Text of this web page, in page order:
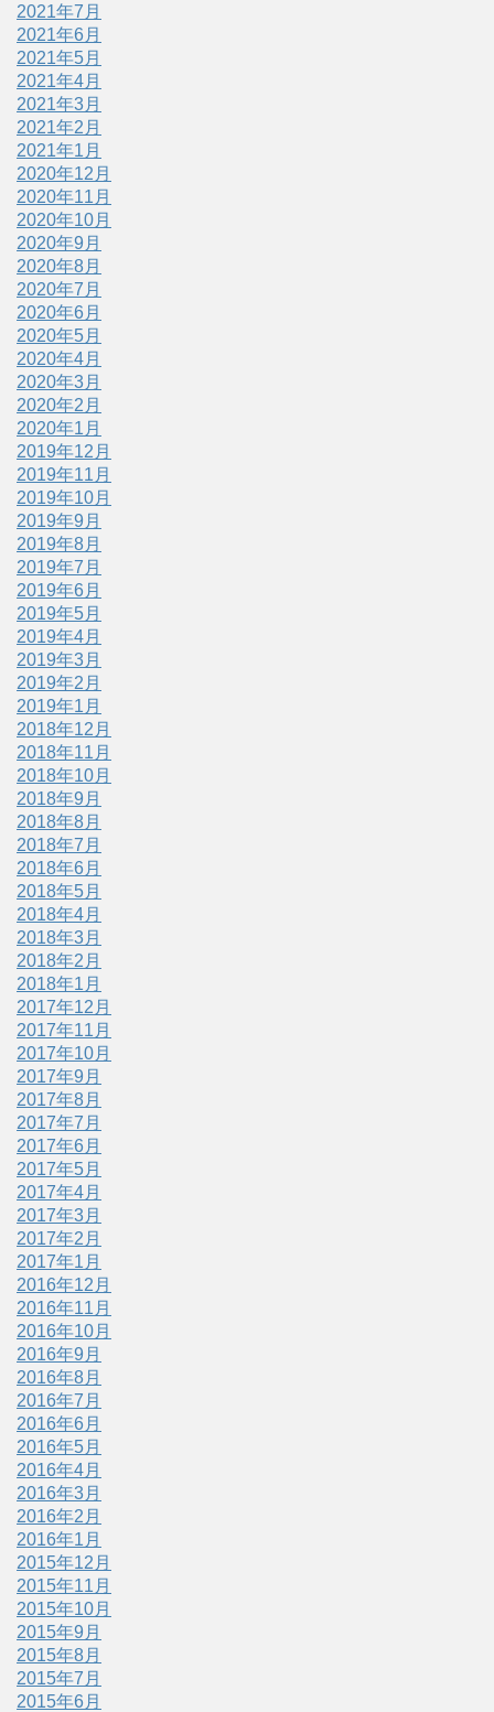
2021年7月
2021年6月
2021年5月
2021年4月
2021年3月
2021年2月
2021年1月
2020年12月
2020年11月
2020年10月
2020年9月
2020年8月
2020年7月
2020年6月
2020年5月
2020年4月
2020年3月
2020年2月
2020年1月
2019年12月
2019年11月
2019年10月
2019年9月
2019年8月
2019年7月
2019年6月
2019年5月
2019年4月
2019年3月
2019年2月
2019年1月
2018年12月
2018年11月
2018年10月
2018年9月
2018年8月
2018年7月
2018年6月
2018年5月
2018年4月
2018年3月
2018年2月
2018年1月
2017年12月
2017年11月
2017年10月
2017年9月
2017年8月
2017年7月
2017年6月
2017年5月
2017年4月
2017年3月
2017年2月
2017年1月
2016年12月
2016年11月
2016年10月
2016年9月
2016年8月
2016年7月
2016年6月
2016年5月
2016年4月
2016年3月
2016年2月
2016年1月
2015年12月
2015年11月
2015年10月
2015年9月
2015年8月
2015年7月
2015年6月